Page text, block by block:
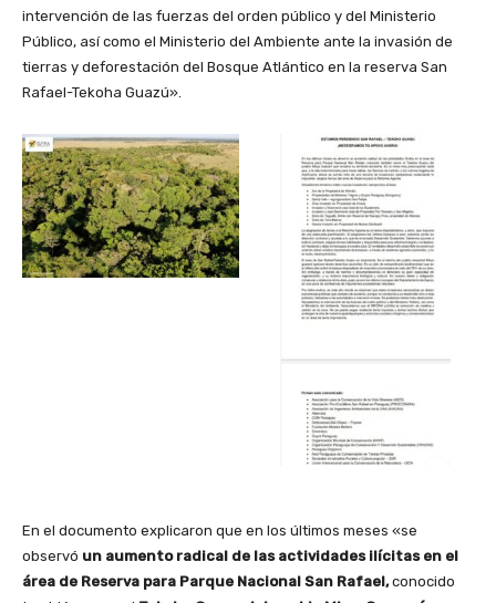
intervención de las fuerzas del orden público y del Ministerio
Público, así como el Ministerio del Ambiente ante la invasión de
tierras y deforestación del Bosque Atlántico en la reserva San
Rafael-Tekoha Guazú».
En el documento explicaron que en los últimos meses «se
observó un aumento radical de las actividades ilícitas en el
área de Reserva para Parque Nacional San Rafael,conocido